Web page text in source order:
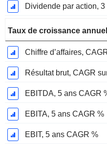
Dividende par action,
Taux de croissance
Chiffre d’affaires,
Résultat brut, CAGR
EBITDA, 5 ans CAGR
EBITA, 5 ans CAGR %
EBIT, 5 ans CAGR %